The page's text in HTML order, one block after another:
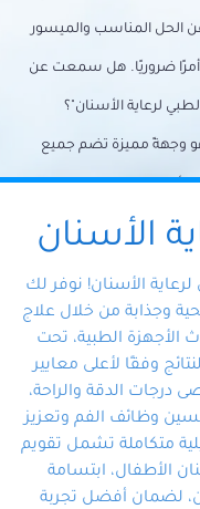
الحل المناسب والميسور
أمرًا ضروريًا. هل سمعت عن
لرعاية الأسنان"؟
وجهةً مميزة تضم جميع
الأسنان تحت سقف واحد،
حلاً شاملًا لجميع
ذوي الخبرة، ستجد نفسك
تلبي احتياجاتك بكل
ودقة.
الأسنان
الأسنان! نوفر لك
وجذابة من خلال علاج
الأجهزة الطبية، تحت
وفقًا لأعلى معايير
درجات الدقة والراحة،
وظائف الفم وتعزيز
متكاملة تشمل تقويم
الأطفال، ابتسامة
لضمان أفضل تجربة